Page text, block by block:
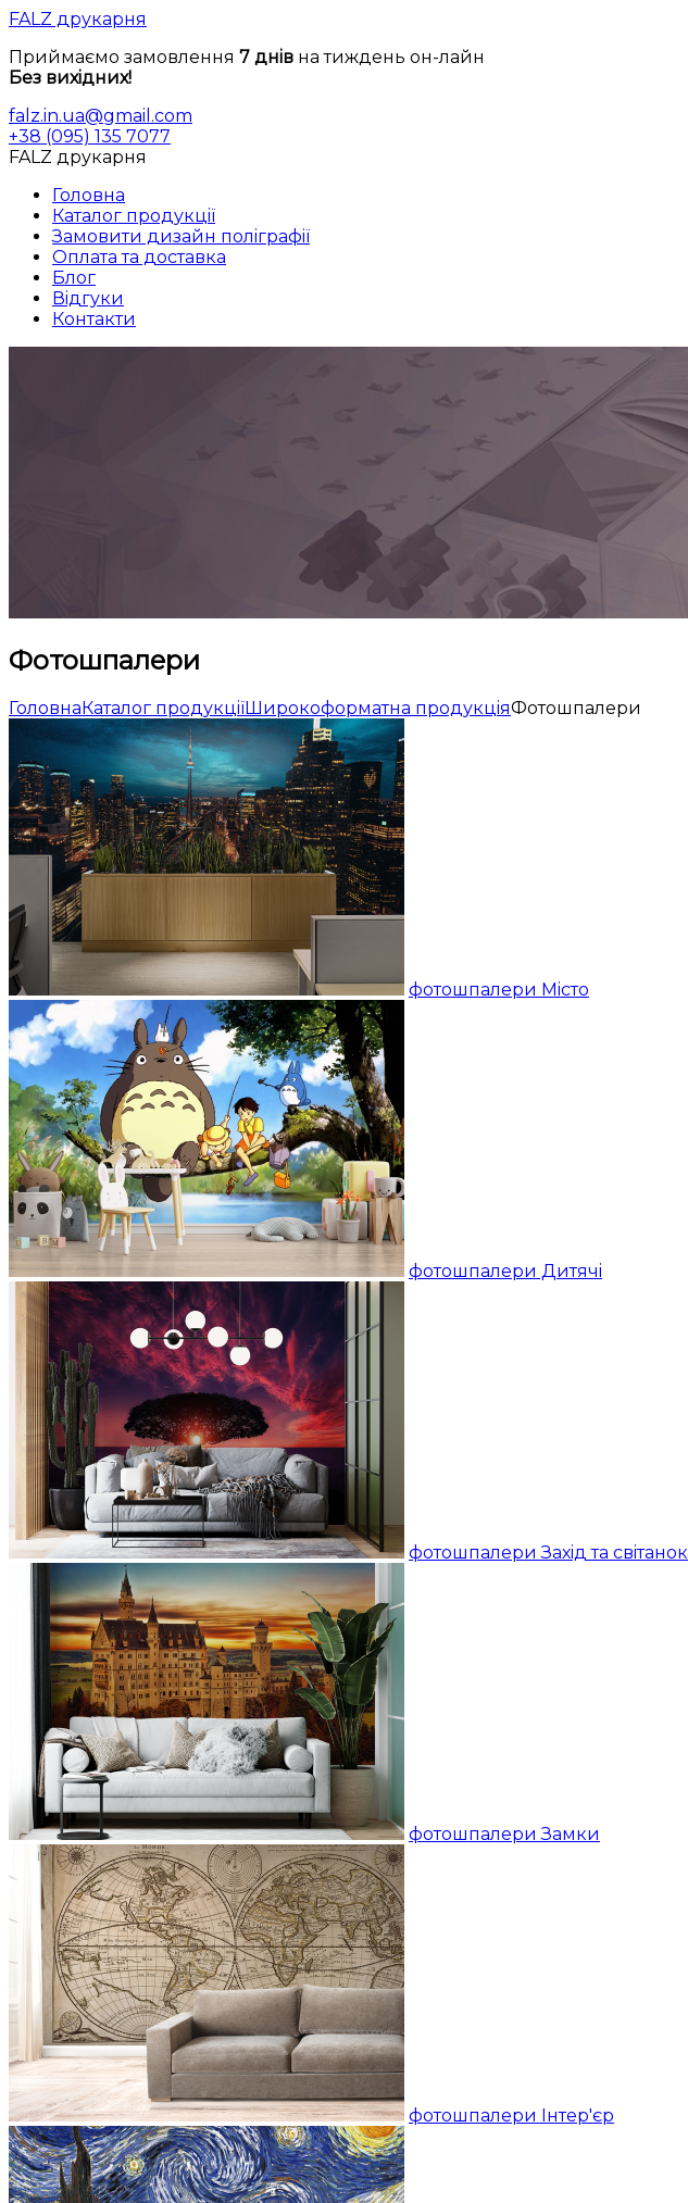
FALZ друкарня
Приймаємо замовлення 7 днiв на тиждень он-лайн
Без вихiдних!
falz.in.ua@gmail.com
+38 (095) 135 7077
FALZ друкарня
Головна
Каталог продукцiї
Замовити дизайн полiграфiї
Оплата та доставка
Блог
Вiдгуки
Контакти
Фотошпалери
ГоловнаКаталог продукцiїШирокоформатна продукцiяФотошпалери
фотошпалери Мiсто
фотошпалери Дитячi
фотошпалери Захiд та свiтанок
фотошпалери Замки
фотошпалери Iнтер'єр